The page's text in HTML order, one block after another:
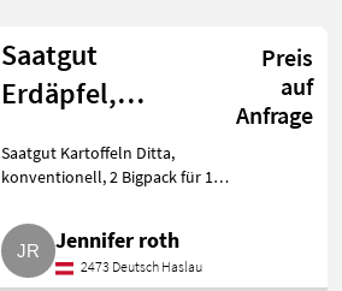
Saatgut
Erdäpfel,
Preis
auf
Anfrage
Saatgut Kartoffeln Ditta,
konventionell, 2 Bigpack für 1
aufgeteilt werden. Lieferung
möglich nach Absprache.
Flohmarkt Sonstiges Flohmarkt
Jennifer roth
2473 Deutsch Haslau